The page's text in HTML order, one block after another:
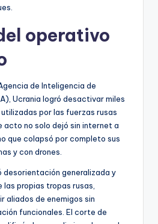
operativo
de Inteligencia de
Ucrania logró desactivar miles
por las fuerzas rusas
acto no solo dejó sin internet a
que colapsó por completo sus
y con drones.
desorientación generalizada y
propias tropas rusas,
aliados de enemigos sin
funcionales. El corte de